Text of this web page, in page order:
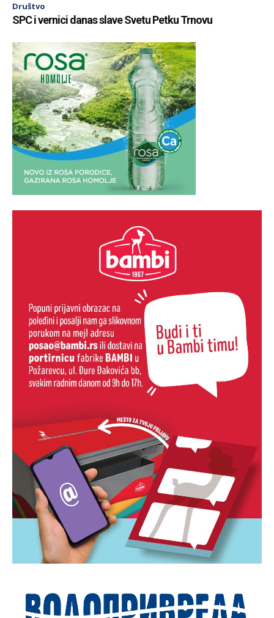
Društvo
SPC i vernici danas slave Svetu Petku Trnovu